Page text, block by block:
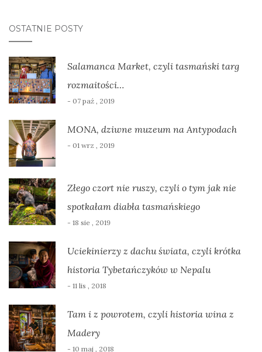
OSTATNIE POSTY
Salamanca Market, czyli tasmański targ
rozmaitości…
- 07 paź , 2019
MONA, dziwne muzeum na Antypodach
- 01 wrz , 2019
Złego czort nie ruszy, czyli o tym jak nie
spotkałam diabła tasmańskiego
- 18 sie , 2019
Uciekinierzy z dachu świata, czyli krótka
historia Tybetańczyków w Nepalu
- 11 lis , 2018
Tam i z powrotem, czyli historia wina z
Madery
- 10 maj , 2018